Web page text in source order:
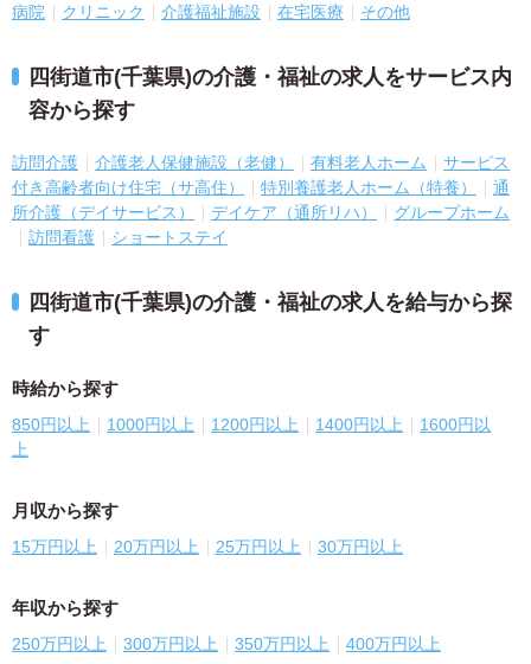
病院 クリニック 介護福祉施設 在宅医療 その他
四街道市(千葉県)の介護・福祉の求人をサービス内
容から探す
訪問介護 介護老人保健施設（老健） 有料老人ホーム
サービス
付き高齢者向け住宅（サ高住）
特別養護老人ホーム（特養）
通
所介護（デイサービス）
デイケア（通所リハ）
グループホーム
訪問看護
ショートステイ
四街道市(千葉県)の介護・福祉の求人を給与から探
す
時給から探す
850円以上 1000円以上 1200円以上 1400円以上
1600円以
上
月収から探す
15万円以上 20万円以上 25万円以上 30万円以上
年収から探す
250万円以上 300万円以上 350万円以上 400万円以上